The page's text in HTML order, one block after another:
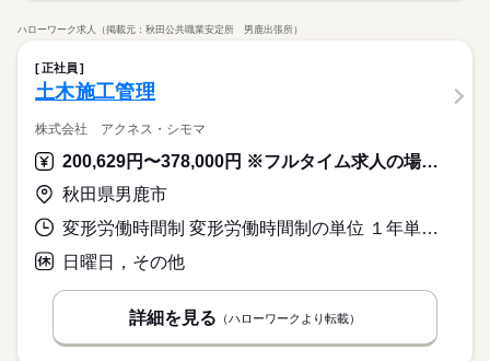
ハローワーク求人（掲載元：秋田公共職業安定所 男鹿出張所）
正社員
土木施工管理
株式会社 アクネス・シモマ
200,629円〜378,000円 ※フルタイム求人の場合は月額（換算額）、パート求人の場合は時間額を表示しています。
秋田県男鹿市
変形労働時間制 変形労働時間制の単位 １年単位 就業時間１ 8時00分〜17時00分
日曜日，その他
詳細を見る （ハローワークより転載）